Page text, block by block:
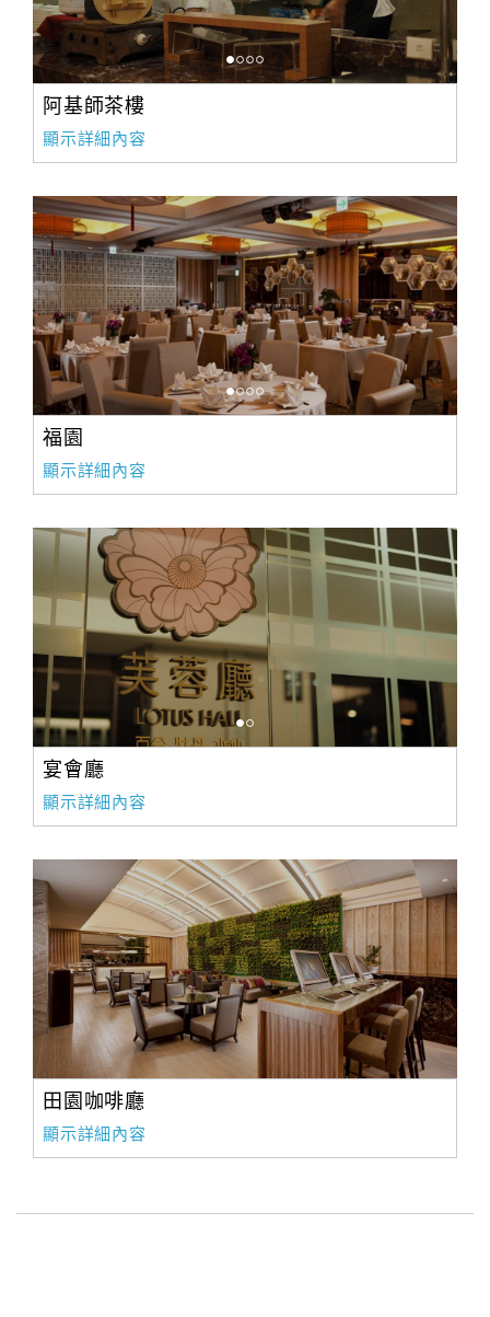
阿基師茶樓
顯示詳細內容
福園
顯示詳細內容
宴會廳
顯示詳細內容
田園咖啡廳
顯示詳細內容